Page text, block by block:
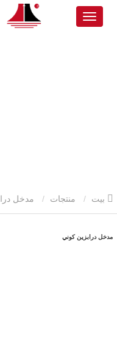
منتجات مدخل
مدخل درابزين كوني